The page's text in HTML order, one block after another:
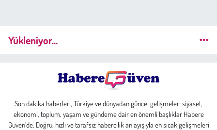
Yükleniyor...
Son dakika haberleri, Türkiye ve dünyadan güncel gelişmeler; siyaset,
ekonomi, toplum, yaşam ve gündeme dair en önemli başlıklar Habere
Güven’de. Doğru, hızlı ve tarafsız habercilik anlayışıyla en sıcak gelişmeleri